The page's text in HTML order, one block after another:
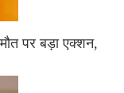
पर बड़ा एक्शन,